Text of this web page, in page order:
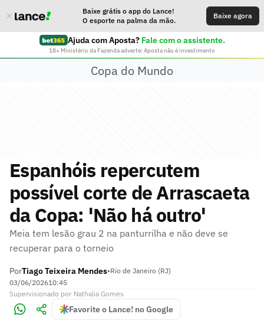
Baixe grátis o app do Lance!
O esporte na palma da mão.
Baixe agora
Ajuda com Aposta? Fale com o assistente.
18+ Ministério da Fazenda adverte: Aposta não é investimento
Copa do Mundo
Espanhóis repercutem
possível corte de Arrascaeta
da Copa: 'Não há outro'
Meia tem lesão grau 2 na panturrilha e não deve se
recuperar para o torneio
PorTiago Teixeira Mendes•Rio de Janeiro (RJ)
03/06/202610:45
Supervisionado por Nathalia Gomes
Favorite o Lance! no Google